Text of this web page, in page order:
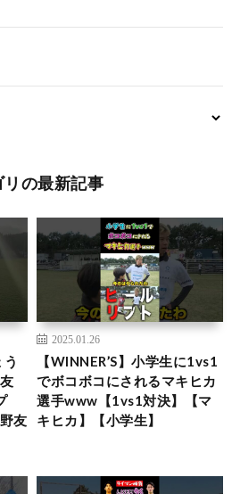
リの最新記事
う
友
2025.01.26
【WINNER’S】小学生に1vs1
でボコボコにされるマキヒカ
選手www【1vs1対決】【マ
キヒカ】【小学生】